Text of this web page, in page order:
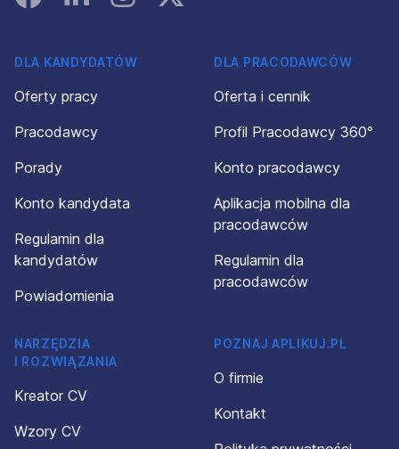
DLA KANDYDATÓW
Oferty pracy
Pracodawcy
Porady
Konto kandydata
Regulamin dla
kandydatów
Powiadomienia
DLA PRACODAWCÓW
Oferta i cennik
Profil Pracodawcy 360°
Konto pracodawcy
Aplikacja mobilna dla
pracodawców
Regulamin dla
pracodawców
NARZĘDZIA
I ROZWIĄZANIA
Kreator CV
Wzory CV
POZNAJ APLIKUJ.PL
O firmie
Kontakt